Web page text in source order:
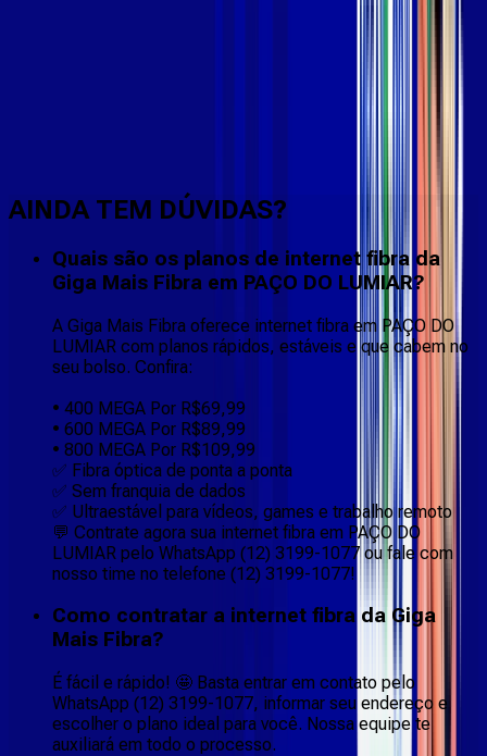
AINDA TEM DÚVIDAS?
Quais são os planos de internet fibra da
Giga Mais Fibra em PAÇO DO LUMIAR?
A Giga Mais Fibra oferece internet fibra em PAÇO DO
LUMIAR com planos rápidos, estáveis e que cabem no
seu bolso. Confira:
• 400 MEGA Por R$69,99
• 600 MEGA Por R$89,99
• 800 MEGA Por R$109,99
✅ Fibra óptica de ponta a ponta
✅ Sem franquia de dados
✅ Ultraestável para vídeos, games e trabalho remoto
💬 Contrate agora sua internet fibra em PAÇO DO
LUMIAR pelo WhatsApp (12) 3199-1077 ou fale com
nosso time no telefone (12) 3199-1077!
Como contratar a internet fibra da Giga
Mais Fibra?
É fácil e rápido! 🤩 Basta entrar em contato pelo
WhatsApp (12) 3199-1077, informar seu endereço e
escolher o plano ideal para você. Nossa equipe te
auxiliará em todo o processo.